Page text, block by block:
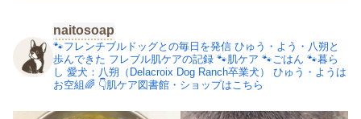
naitosoap
🐾フレンチブルドッグとの毎日を発信 ひゅう・よう・八朔と
歩んできた フレブル肌ケアの記録 🐾肌ケア 🐾ごはん 🐾暮ら
し 愛犬：八朔（Delacroix Dog Ranch卒業犬）
ひゅう・ようは
お空組🌈 👇肌ケア図書館・ショップはこちら